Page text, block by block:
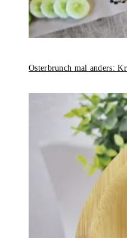
Osterbrunch mal anders: